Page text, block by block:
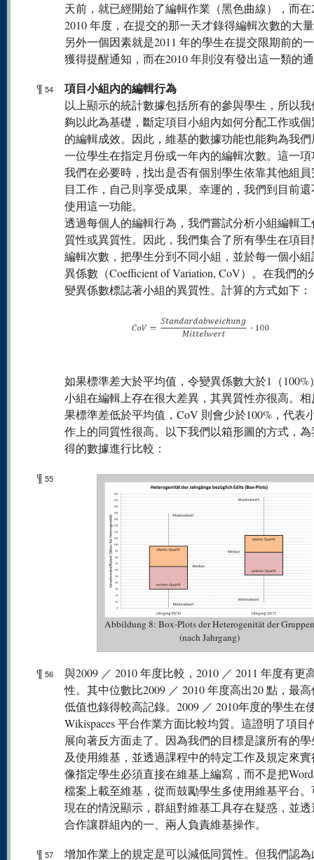
天前，就已經開始了編輯作業（黑色曲線），而在
2010 年度，在提交的那一天才錄得編輯次數的大
另外一個因素就是2011 年的學生在提交限期前的
獲得提醒通知，而在2010 年則沒有發出這一類的
¶ 54 項目小組內的編輯行為
以上顯示的統計數據包括所有的參與學生，所以
夠以此為基礎，斷定項目小組內如何分配工作或
的編輯成效。因此，維基的數據功能也能夠為我
一位學生在指定月份或一年內的編輯次數。這一
我們在必要時，找出是否有個別學生依靠其他組
目工作，自己則享受成果。幸運的，我們到目前
使用這一功能。
透過每個人的編輯行為，我們嘗試分析小組編輯
質性或異質性。因此，我們集合了所有學生在項
編輯次數，把學生分到不同小組，並於每一個小
異係數（Coefficient of Variation, CoV）。在我們的
變異係數標誌著小組的異質性。計算的方式如下：
如果標準差大於平均值，令變異係數大於1（100%
小組在編輯上存在很大差異，其異質性亦很高。
果標準差低於平均值，CoV 則會少於100%，代表
作上的同質性很高。以下我們以箱形圖的方式，
得的數據進行比較：
¶ 55
Abbildung 8: Box-Plots der Heterogenität der Gruppen
(nach Jahrgang)
¶ 56
與2009 ／ 2010 年度比較，2010 ／ 2011 年度有更
性。其中位數比2009 ／ 2010 年度高出20 點，最
低值也錄得較高記錄。2009 ／ 2010年度的學生在
Wikispaces 平台作業方面比較均質。這證明了項目
展向著反方面走了。因為我們的目標是讓所有的
及使用維基，並透過課程中的特定工作及規定來
像指定學生必須直接在維基上編寫，而不是把
檔案上載至維基，從而鼓勵學生多使用維基平台
現在的情況顯示，群組對維基工具存在疑惑，並
合作讓群組內的一、兩人負責維基操作。
¶ 57
增加作業上的規定是可以減低同質性。但我們認